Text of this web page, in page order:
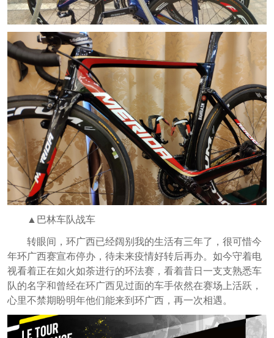
▲巴林车队战车
转眼间，环广西已经阔别我的生活有三年了，很可惜今
年环广西赛宣布停办，待未来疫情好转后再办。如今守着电
视看着正在如火如荼进行的环法赛，看着昔日一支支熟悉车
队的名字和曾经在环广西见过面的车手依然在赛场上活跃，
心里不禁期盼明年他们能来到环广西，再一次相遇。